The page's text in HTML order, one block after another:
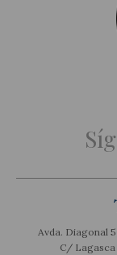
Avda. Diagonal
C/ Lagasca